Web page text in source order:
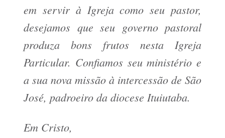
em servir à Igreja como seu pastor,
desejamos que seu governo pastoral
produza bons frutos nesta Igreja
Particular. Confiamos seu ministério e
a sua nova missão à intercessão de São
José, padroeiro da diocese Ituiutaba.
Em Cristo,